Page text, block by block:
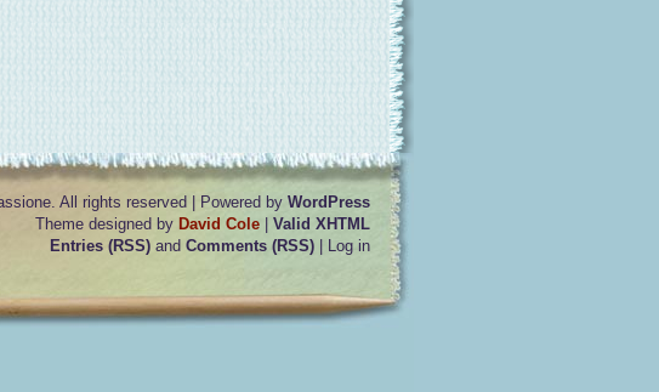
All rights reserved | Powered by WordPress
Theme designed by David Cole
Valid XHTML
Entries (RSS) and Comments (RSS) | Log in